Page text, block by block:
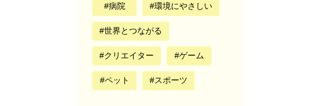
病院 環境にやさしい
世界とつながる
クリエイター ゲーム
ペット スポーツ